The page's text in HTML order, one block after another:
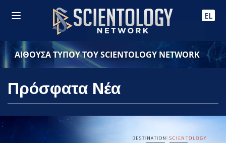
EL
ΑΙΘΟΥΣΑ ΤΥΠΟΥ ΤΟΥ SCIENTOLOGY NETWORK
Πρόσφατα Νέα